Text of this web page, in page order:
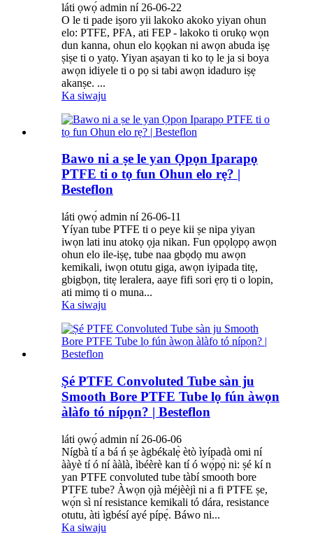
láti ọwọ́ admin ní 26-06-22
O le ti pade iṣoro yii lakoko akoko yiyan ohun
elo: PTFE, PFA, ati FEP - lakoko ti orukọ wọn
dun kanna, ohun elo kọọkan ni awọn abuda iṣẹ
ṣiṣe ti o yatọ. Yiyan aṣayan ti ko tọ le ja si boya
awọn idiyele ti o pọ si tabi awọn idaduro iṣẹ
akanṣe. ...
Ka siwaju
Bawo ni a ṣe le yan Ọpọn Iparapọ
PTFE ti o tọ fun Ohun elo rẹ? |
Besteflon
láti ọwọ́ admin ní 26-06-11
Yíyan tube PTFE ti o peye kii ṣe nipa yiyan
iwọn lati inu atokọ ọja nikan. Fun ọpọlọpọ awọn
ohun elo ile-iṣẹ, tube naa gbọdọ mu awọn
kemikali, iwọn otutu giga, awọn iyipada titẹ,
gbigbọn, titẹ leralera, aaye fifi sori ẹrọ ti o lopin,
ati mimọ ti o muna...
Ka siwaju
Ṣé PTFE Convoluted Tube sàn ju
Smooth Bore PTFE Tube lọ fún àwọn
àlàfo tó nípọn? | Besteflon
láti ọwọ́ admin ní 26-06-06
Nígbà tí a bá ń ṣe àgbékalẹ̀ ètò ìyípadà omi ní
ààyè tí ó ní ààlà, ìbéèrè kan tí ó wọ́pọ̀ ni: ṣé kí n
yan PTFE convoluted tube tàbí smooth bore
PTFE tube? Àwọn ọjà méjèèjì ni a fi PTFE ṣe,
wọ́n sì ní resistance kemikali tó dára, resistance
otutu, àti ìgbésí ayé pípẹ́. Báwo ni...
Ka siwaju